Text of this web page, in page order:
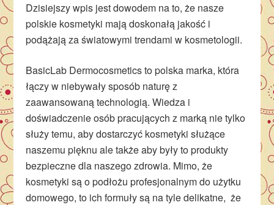
Dzisiejszy wpis jest dowodem na to, że nasze
polskie kosmetyki mają doskonałą jakość i
podążają za światowymi trendami w kosmetologii.
BasicLab Dermocosmetics to polska marka, która
łączy w niebywały sposób naturę z
zaawansowaną technologią. Wiedza i
doświadczenie osób pracujących z marką nie tylko
służy temu, aby dostarczyć kosmetyki służące
naszemu pięknu ale także aby były to produkty
bezpieczne dla naszego zdrowia. Mimo, że
kosmetyki są o podłożu profesjonalnym do użytku
domowego, to ich formuły są na tyle delikatne, że